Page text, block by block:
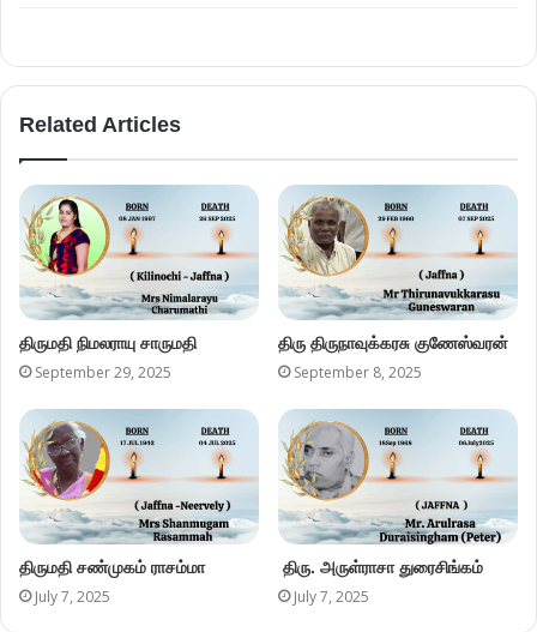
Related Articles
திருமதி நிமலராயு சாருமதி
September 29, 2025
திரு திருநாவுக்கரசு குணேஸ்வரன்
September 8, 2025
திருமதி சண்முகம் ராசம்மா
July 7, 2025
திரு. அருள்ராசா துரைசிங்கம்
July 7, 2025